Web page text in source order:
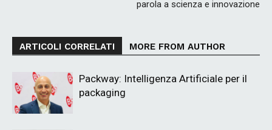
parola a scienza e innovazione
ARTICOLI CORRELATI MORE FROM AUTHOR
Packway: Intelligenza Artificiale per il
packaging